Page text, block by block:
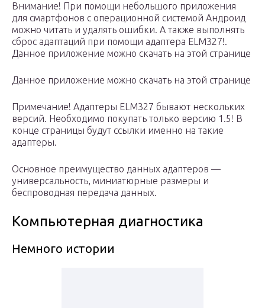
Внимание! При помощи небольшого приложения
для смартфонов с операционной системой Андроид
можно читать и удалять ошибки. А также выполнять
сброс адаптаций при помощи адаптера ELM327!.
Данное приложение можно скачать на этой странице
Данное приложение можно скачать на этой странице
Примечание! Адаптеры ELM327 бывают нескольких
версий. Необходимо покупать только версию 1.5! В
конце страницы будут ссылки именно на такие
адаптеры.
Основное преимущество данных адаптеров —
универсальность, миниатюрные размеры и
беспроводная передача данных.
Компьютерная диагностика
Немного истории